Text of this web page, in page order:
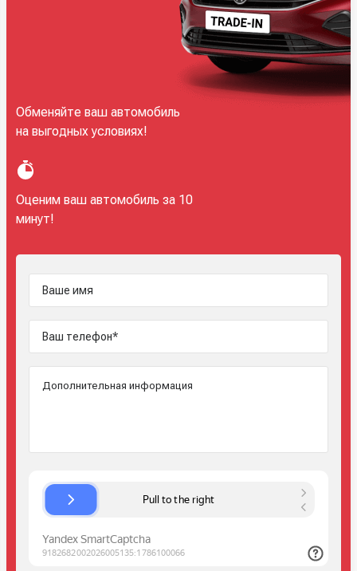
Обменяйте ваш автомобиль
на выгодных условиях!
Оценим ваш автомобиль за 10
минут!